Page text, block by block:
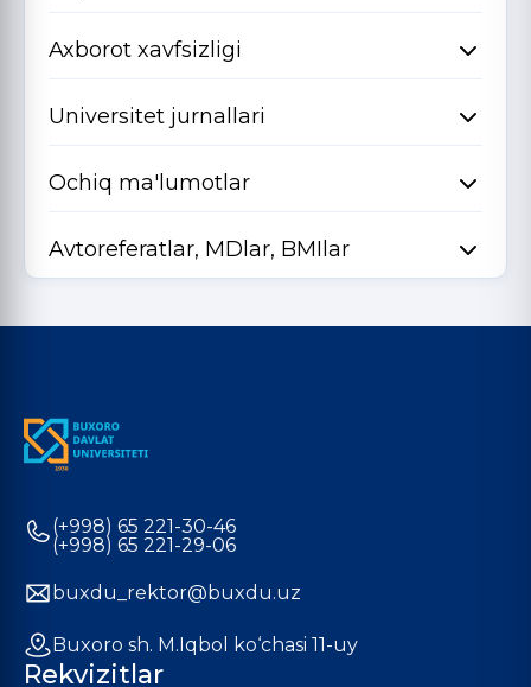
Axborot xavfsizligi
Universitet jurnallari
Ochiq ma'lumotlar
Avtoreferatlar, MDlar, BMIlar
(+998) 65 221-30-46
(+998) 65 221-29-06
buxdu_rektor@buxdu.uz
Buxoro sh. M.Iqbol ko‘chasi 11-uy
Rekvizitlar